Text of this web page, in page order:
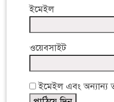
ইমেইল
ওয়েবসাইট
ইমেইল এবং অন্যান্য